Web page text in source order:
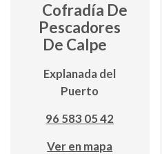
Cofradía De
Pescadores
De Calpe
Explanada del
Puerto
96 583 05 42
Ver en mapa